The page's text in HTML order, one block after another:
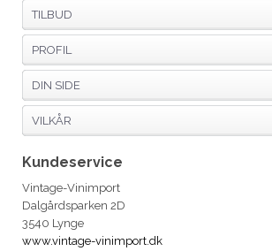
TILBUD
PROFIL
DIN SIDE
VILKÅR
Kundeservice
Vintage-Vinimport
Dalgårdsparken 2D
3540 Lynge
www.vintage-vinimport.dk